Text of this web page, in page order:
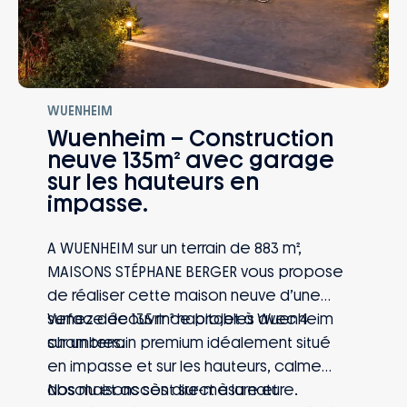
WUENHEIM
Wuenheim – Construction
neuve 135m² avec garage
sur les hauteurs en
impasse.
A WUENHEIM sur un terrain de 883 m²,
MAISONS STÉPHANE BERGER vous propose
de réaliser cette maison neuve d’une
surface de 135 m² habitables avec 4
chambres.
Venez découvrir ce projet à Wuenheim
sur un terrain premium idéalement situé
en impasse et sur les hauteurs, calme
absolu et accès direct à la nature.
Nos maisons sont sur-mesure et